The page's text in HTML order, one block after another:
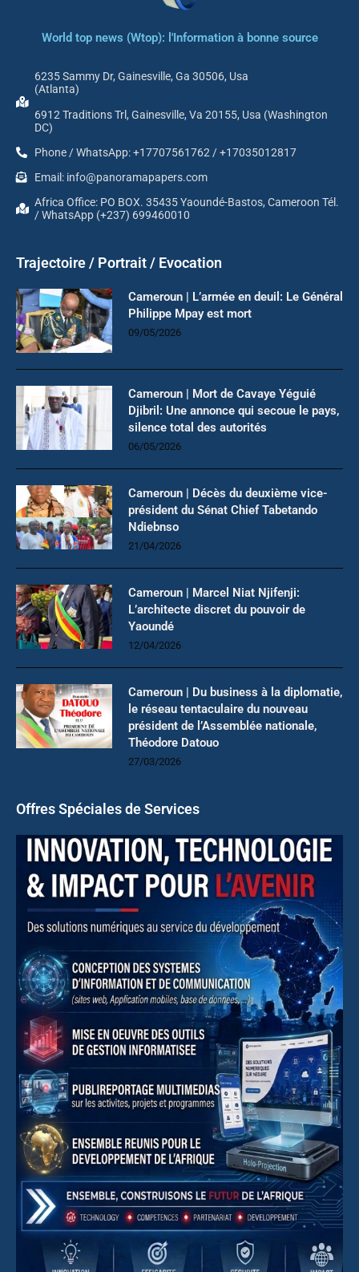
World top news (Wtop): l'Information à bonne source
6235 Sammy Dr, Gainesville, Ga 30506, Usa
(Atlanta)
6912 Traditions Trl, Gainesville, Va 20155, Usa (Washington
DC)
Phone / WhatsApp: +17707561762 / +17035012817
Email: info@panoramapapers.com
Africa Office: PO BOX. 35435 Yaoundé-Bastos, Cameroon Tél.
/ WhatsApp (+237) 699460010
Trajectoire / Portrait / Evocation
Cameroun | L’armée en deuil: Le Général
Philippe Mpay est mort
09/05/2026
Cameroun | Mort de Cavaye Yéguié
Djibril: Une annonce qui secoue le pays,
silence total des autorités
06/05/2026
Cameroun | Décès du deuxième vice-
président du Sénat Chief Tabetando
Ndiebnso
21/04/2026
Cameroun | Marcel Niat Njifenji:
L’architecte discret du pouvoir de
Yaoundé
12/04/2026
Cameroun | Du business à la diplomatie,
le réseau tentaculaire du nouveau
président de l’Assemblée nationale,
Théodore Datouo
27/03/2026
Offres Spéciales de Services